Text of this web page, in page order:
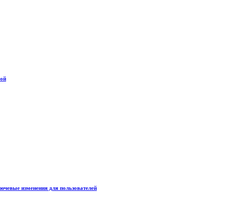
изменения для пользователей